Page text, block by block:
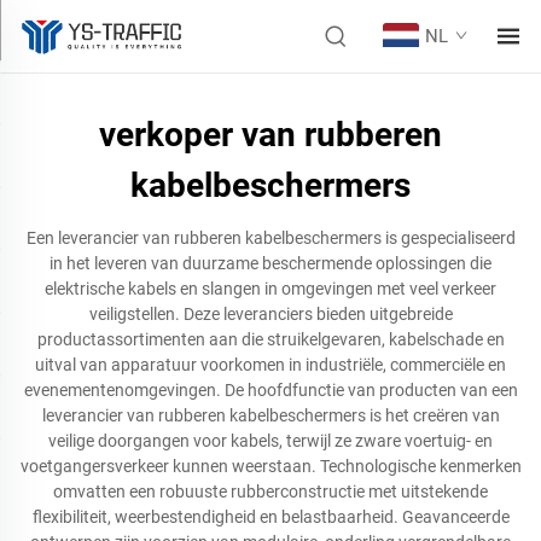
NL
verkoper van rubberen
kabelbeschermers
Een leverancier van rubberen kabelbeschermers is gespecialiseerd
in het leveren van duurzame beschermende oplossingen die
elektrische kabels en slangen in omgevingen met veel verkeer
veiligstellen. Deze leveranciers bieden uitgebreide
productassortimenten aan die struikelgevaren, kabelschade en
uitval van apparatuur voorkomen in industriële, commerciële en
evenementenomgevingen. De hoofdfunctie van producten van een
leverancier van rubberen kabelbeschermers is het creëren van
veilige doorgangen voor kabels, terwijl ze zware voertuig- en
voetgangersverkeer kunnen weerstaan. Technologische kenmerken
omvatten een robuuste rubberconstructie met uitstekende
flexibiliteit, weerbestendigheid en belastbaarheid. Geavanceerde